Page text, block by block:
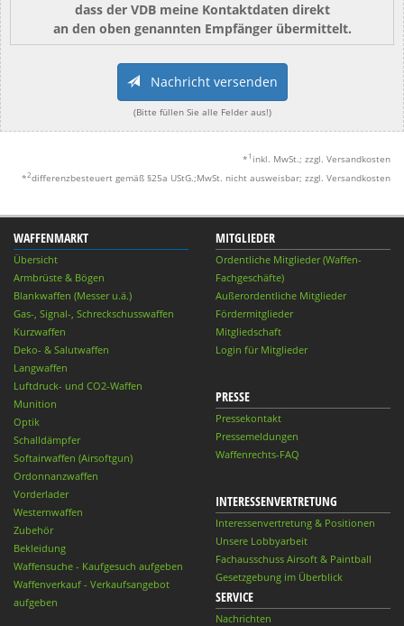
dass der VDB meine Kontaktdaten direkt
an den oben genannten Empfänger übermittelt.
Nachricht versenden
(Bitte füllen Sie alle Felder aus!)
* 1 inkl. MwSt.; zzgl. Versandkosten
*2differenzbesteuert gemäß §25a UStG.;MwSt. nicht ausweisbar; zzgl. Versandkosten
WAFFENMARKT
Übersicht
Armbrüste & Bögen
Blankwaffen (Messer u.ä.)
Gas-, Signal-, Schreckschusswaffen
Kurzwaffen
Deko- & Salutwaffen
Langwaffen
Luftdruck- und CO2-Waffen
Munition
Optik
Schalldämpfer
Softairwaffen (Airsoftgun)
Ordonnanzwaffen
Vorderlader
Westernwaffen
Zubehör
Bekleidung
Waffensuche - Kaufgesuch aufgeben
Waffenverkauf - Verkaufsangebot
aufgeben
MITGLIEDER
Ordentliche Mitglieder (Waffen-
Fachgeschäfte)
Außerordentliche Mitglieder
Fördermitglieder
Mitgliedschaft
Login für Mitglieder
PRESSE
Pressekontakt
Pressemeldungen
Waffenrechts-FAQ
INTERESSENVERTRETUNG
Interessenvertretung & Positionen
Unsere Lobbyarbeit
Fachausschuss Airsoft & Paintball
Gesetzgebung im Überblick
SERVICE
Nachrichten